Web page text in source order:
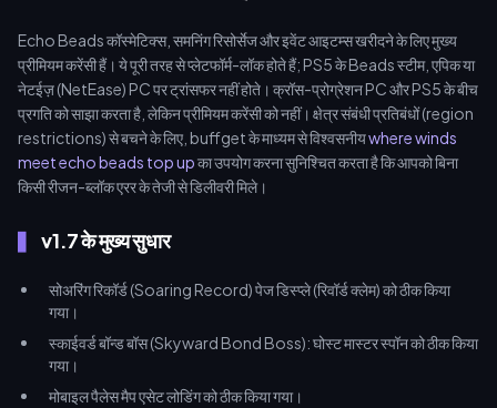
Echo Beads कॉस्मेटिक्स, समनिंग रिसोर्सेज और इवेंट आइटम्स खरीदने के लिए मुख्य
प्रीमियम करेंसी हैं। ये पूरी तरह से प्लेटफॉर्म-लॉक होते हैं; PS5 के Beads स्टीम, एपिक या
नेटईज़ (NetEase) PC पर ट्रांसफर नहीं होते। क्रॉस-प्रोग्रेशन PC और PS5 के बीच
प्रगति को साझा करता है, लेकिन प्रीमियम करेंसी को नहीं। क्षेत्र संबंधी प्रतिबंधों (region
restrictions) से बचने के लिए, buffget के माध्यम से विश्वसनीयwhere winds
meet echo beads top upका उपयोग करना सुनिश्चित करता है कि आपको बिना
किसी रीजन-ब्लॉक एरर के तेजी से डिलीवरी मिले।
v1.7 के मुख्य सुधार
सोअरिंग रिकॉर्ड (Soaring Record) पेज डिस्प्ले (रिवॉर्ड क्लेम) को ठीक किया
गया।
स्काईवर्ड बॉन्ड बॉस (Skyward Bond Boss): घोस्ट मास्टर स्पॉन को ठीक किया
गया।
मोबाइल पैलेस मैप एसेट लोडिंग को ठीक किया गया।